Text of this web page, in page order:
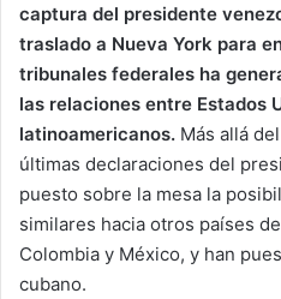
captura del presidente
traslado a Nueva York para
tribunales federales ha
las relaciones entre Estados
latinoamericanos. Más allá
últimas declaraciones del
puesto sobre la mesa la
similares hacia otros países
Colombia y México, y han
cubano.